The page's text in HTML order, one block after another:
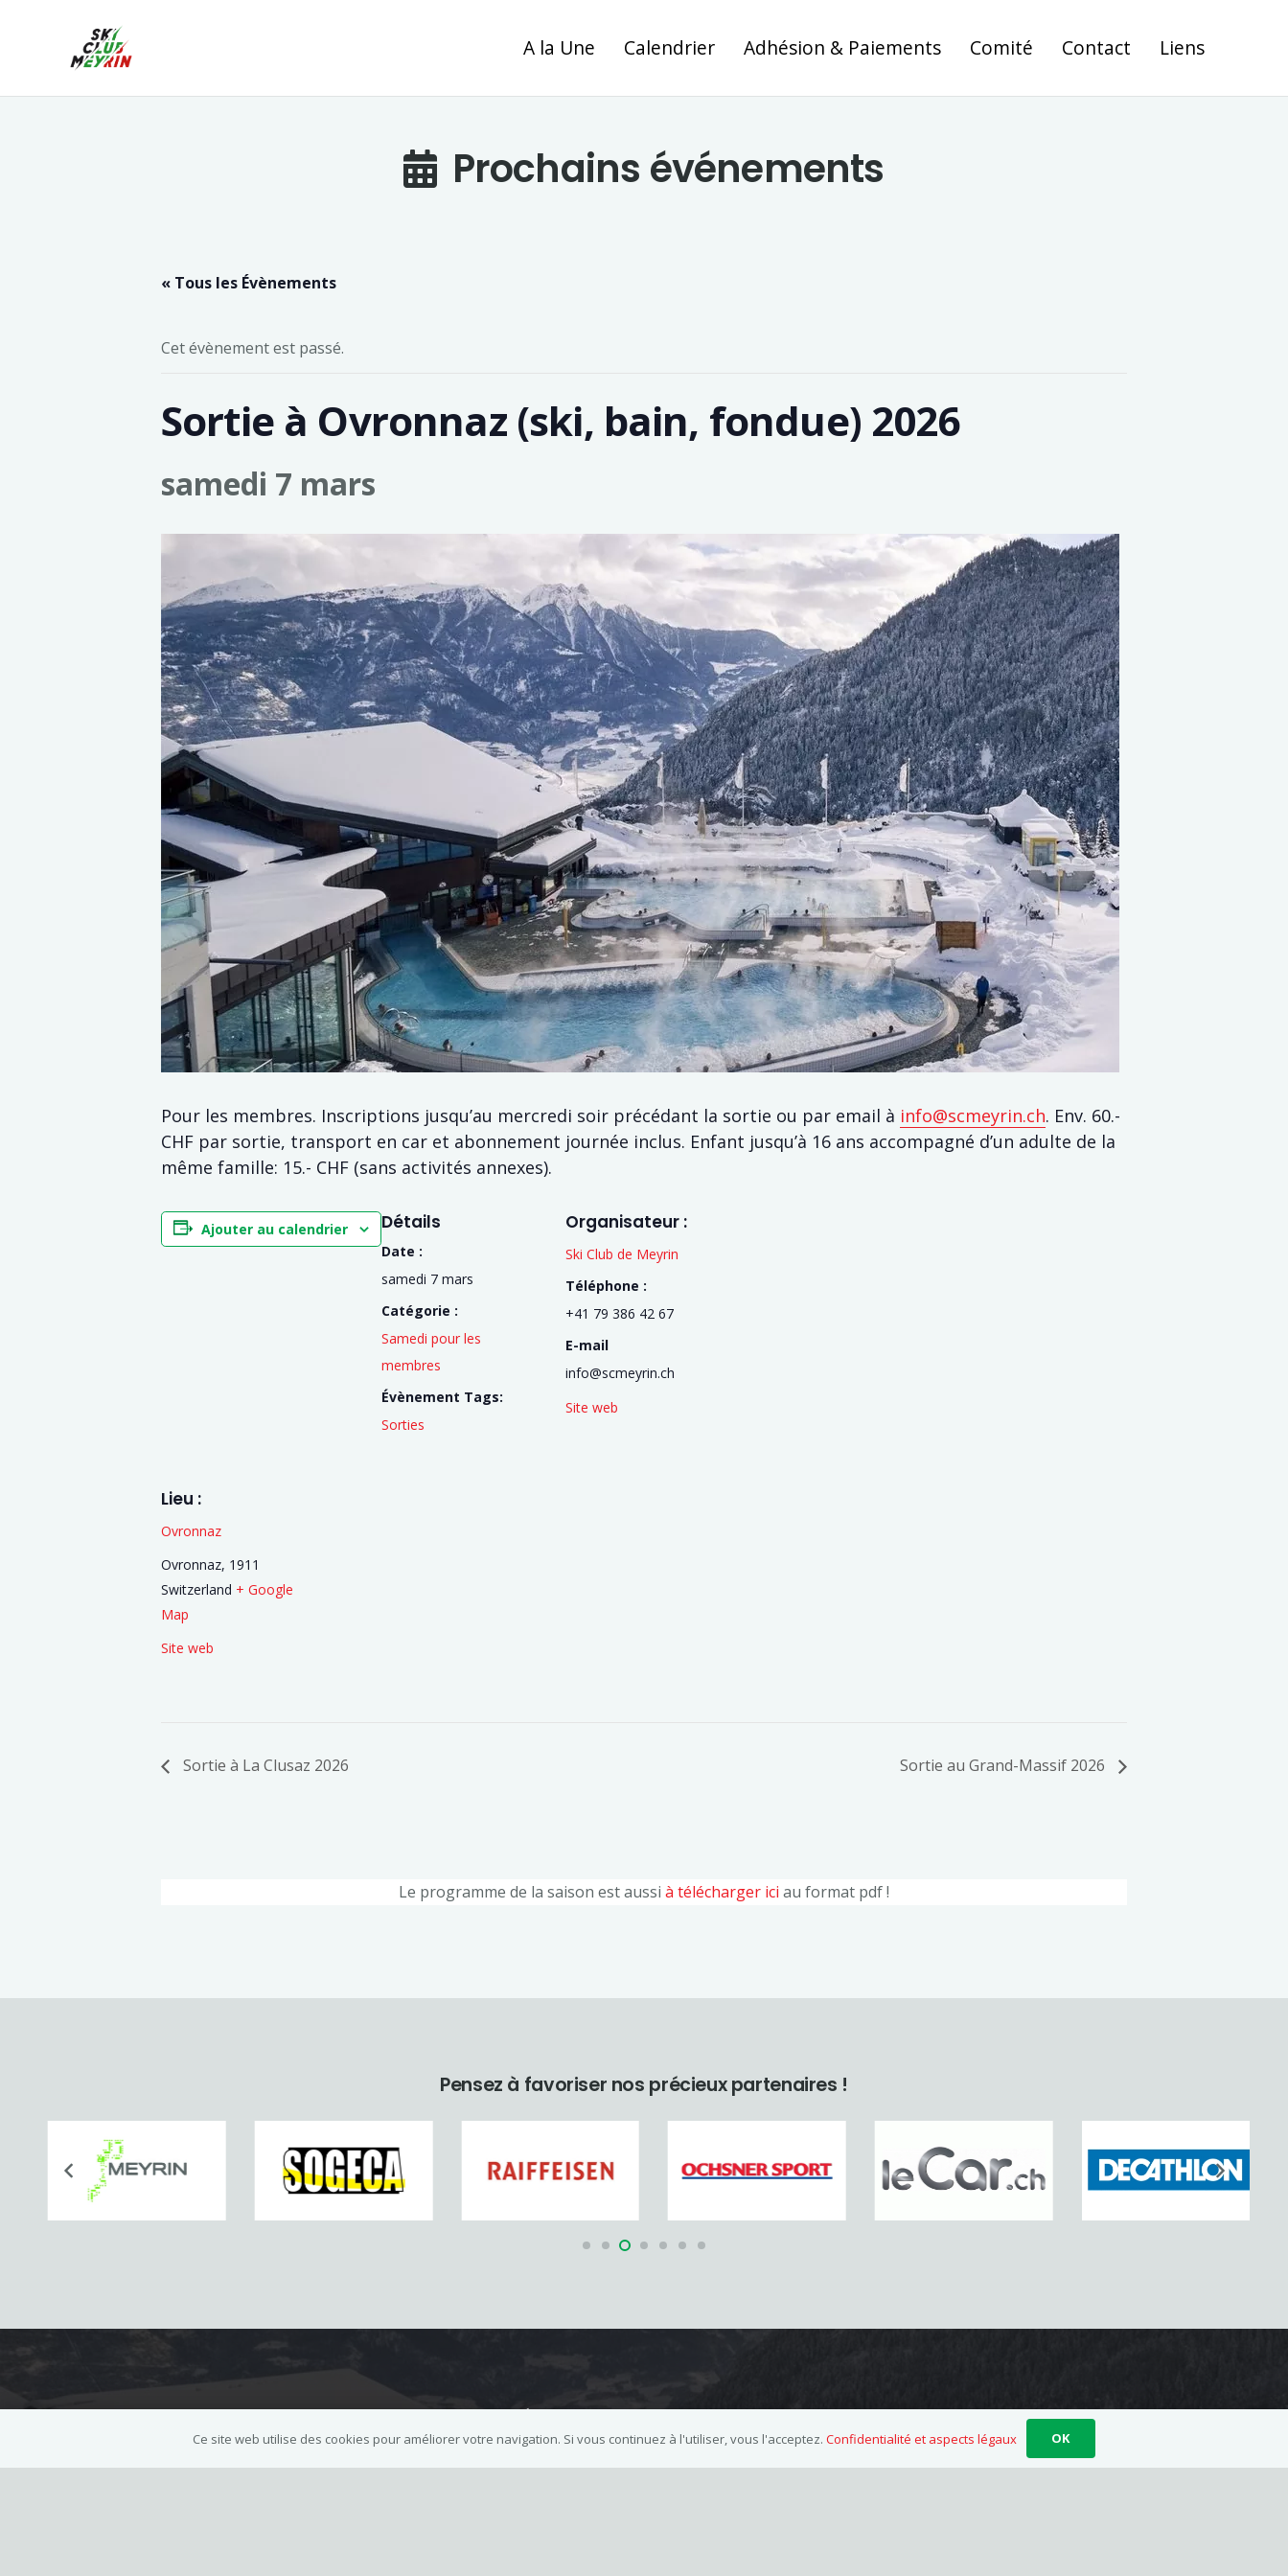
A la Une Calendrier Adhésion & Paiements Comité Contact Liens
Prochains événements
« Tous les Évènements
Cet évènement est passé.
Sortie à Ovronnaz (ski, bain, fondue) 2026
samedi 7 mars
Pour les membres. Inscriptions jusqu’au mercredi soir précédant la sortie ou par email à info@scmeyrin.ch. Env. 60.-
CHF par sortie, transport en car et abonnement journée inclus. Enfant jusqu’à 16 ans accompagné d’un adulte de la
même famille: 15.- CHF (sans activités annexes).
Ajouter au calendrier Détails
Date :
samedi 7 mars
Catégorie :
Samedi pour les
membres
Évènement Tags:
Sorties
Organisateur :
Ski Club de Meyrin
Téléphone :
+41 79 386 42 67
E-mail
info@scmeyrin.ch
Site web
Lieu :
Ovronnaz
Ovronnaz, 1911
Switzerland + Google
Map
Site web
Sortie à La Clusaz 2026 Sortie au Grand-Massif 2026
Le programme de la saison est aussi à télécharger ici au format pdf !
Pensez à favoriser nos précieux partenaires !
Adresse postale
Ski Club de Meyrin
Secrétariat
Mme Carine Clerc
Organisateur du camp
Serge Nobile
Ce site web utilise des cookies pour améliorer votre navigation. Si vous continuez à l'utiliser, vous l'acceptez.Confidentialité et aspects légaux OK